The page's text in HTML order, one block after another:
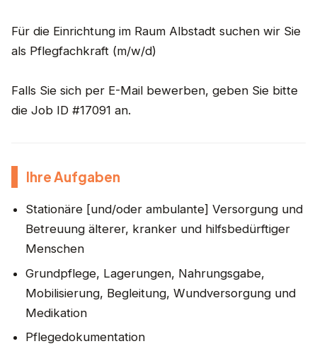
Für die Einrichtung im Raum Albstadt suchen wir Sie
als Pflegfachkraft (m/w/d)
Falls Sie sich per E-Mail bewerben, geben Sie bitte
die Job ID #17091 an.
Ihre Aufgaben
Stationäre [und/oder ambulante] Versorgung und
Betreuung älterer, kranker und hilfsbedürftiger
Menschen
Grundpflege, Lagerungen, Nahrungsgabe,
Mobilisierung, Begleitung, Wundversorgung und
Medikation
Pflegedokumentation